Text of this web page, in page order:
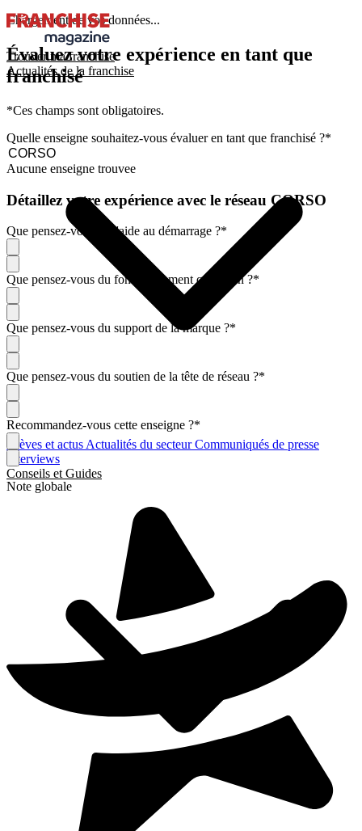
Trouver ma franchise
Actualités de la franchise
Brèves et actus Actualités du secteurCommuniqués de presse
Interviews
Conseils et Guides
Chargement de vos données...
Évaluez votre expérience en tant que
franchisé
*Ces champs sont obligatoires.
Quelle enseigne souhaitez-vous évaluer en tant que franchisé ?*
Aucune enseigne trouvee
Détaillez votre expérience avec le réseau CORSO
Que pensez-vous de l'aide au démarrage ?*
Que pensez-vous du fonctionnement quotidien ?*
Que pensez-vous du support de la marque ?*
Que pensez-vous du soutien de la tête de réseau ?*
Recommandez-vous cette enseigne ?*
Note globale